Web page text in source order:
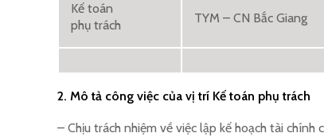
Kế toán
phụ trách
TYM – CN Bắc Giang
2. Mô tả công việc của vị trí Kế toán phụ trách
– Chịu trách nhiệm về việc lập kế hoạch tài chính